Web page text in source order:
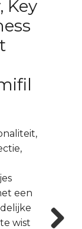
Key
een
wist